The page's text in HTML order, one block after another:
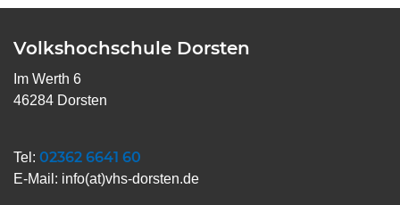
Volkshochschule Dorsten
Im Werth 6
46284 Dorsten
Tel: 02362 6641 60
E-Mail: info(at)vhs-dorsten.de